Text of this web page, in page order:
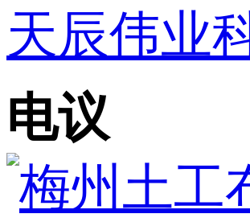
天辰伟业
电议